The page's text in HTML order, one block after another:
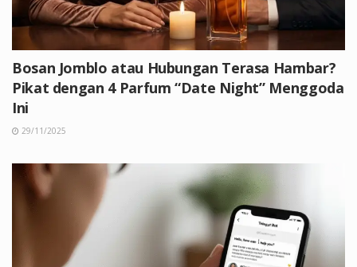
Bosan Jomblo atau Hubungan Terasa Hambar?
Pikat dengan 4 Parfum “Date Night” Menggoda
Ini
29/11/2025